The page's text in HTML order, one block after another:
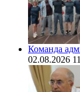
Команда
02.08.2026